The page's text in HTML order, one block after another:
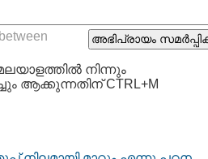
നിന്നും
ആക്കുന്നതിന് CTRL+M